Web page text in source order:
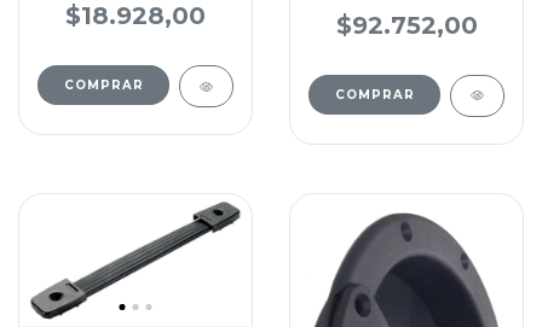
$18.928,00
COMPRAR
$92.752,00